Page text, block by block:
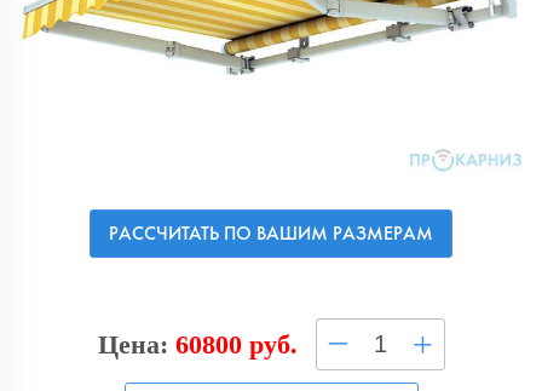
РАССЧИТАТЬ ПО ВАШИМ РАЗМЕРАМ
Цена: 60800 руб. – +